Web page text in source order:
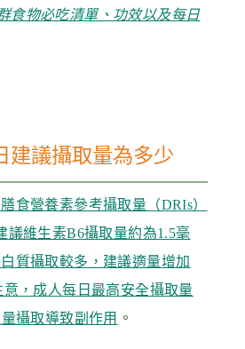
食物必吃清單、功效以及每日
建議攝取量為多少
食營養素參考攝取量（DRIs）
議維生素B6攝取量約為1.5毫
質攝取較多，建議適量增加
，成人每日最高安全攝取量
攝取導致副作用 。